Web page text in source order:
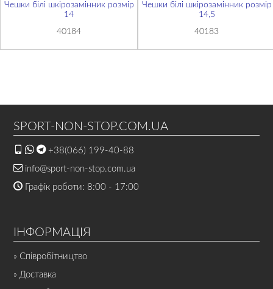
Чешки білі шкірозамінник розмір
14
40184
Чешки білі шкірозамінник розмір
14,5
40183
SPORT-NON-STOP.COM.UA
+38(066) 199-40-88
info@sport-non-stop.com.ua
Графік роботи: 8:00 - 17:00
ІНФОРМАЦІЯ
» Співробітництво
» Доставка